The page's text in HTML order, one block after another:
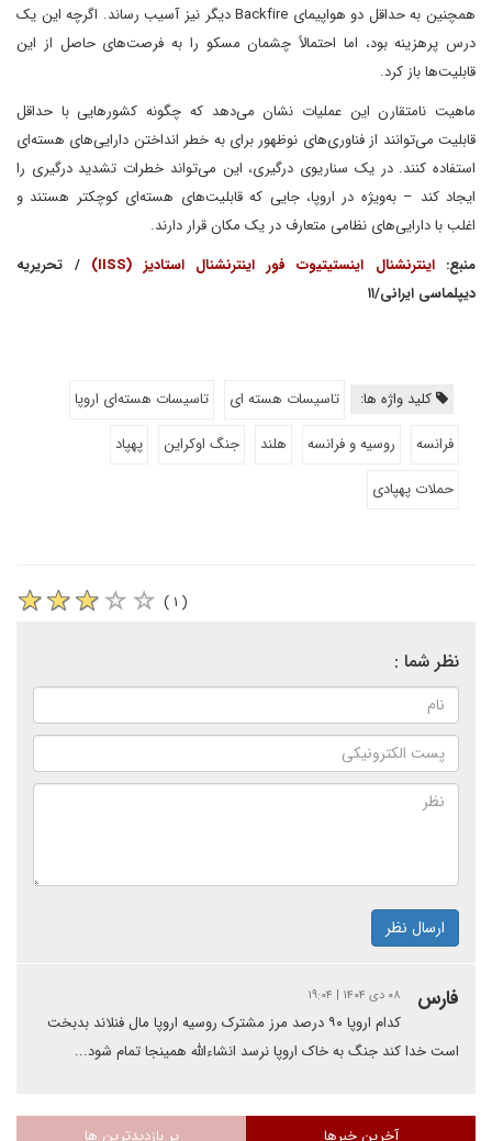
همچنین به حداقل دو هواپیمای Backfire دیگر نیز آسیب رساند. اگرچه این یک
درس پرهزینه بود، اما احتمالاً چشمان مسکو را به فرصت‌های حاصل از این
قابلیت‌ها باز کرد.
ماهیت نامتقارن این عملیات نشان می‌دهد که چگونه کشورهایی با حداقل
قابلیت می‌توانند از فناوری‌های نوظهور برای به خطر انداختن دارایی‌های هسته‌ای
استفاده کنند. در یک سناریوی درگیری، این می‌تواند خطرات تشدید درگیری را
ایجاد کند – به‌ویژه در اروپا، جایی که قابلیت‌های هسته‌ای کوچکتر هستند و
اغلب با دارایی‌های نظامی متعارف در یک مکان قرار دارند.
منبع:اینترنشنال اینستیتیوت فور اینترنشنال استادیز (IISS)
/ تحریریه
دیپلماسی ایرانی/۱۱
کلید واژه ها: تاسیسات هسته ای
تاسیسات هسته‌ای اروپا
فرانسه
روسیه و فرانسه هلند جنگ اوکراین
پهپاد
حملات پهپادی
( ۱ )
نظر شما :
ارسال نظر
فارس ۰۸ دی ۱۴۰۴ | ۱۹:۰۴
کدام اروپا ۹۰ درصد مرز مشترک روسیه اروپا مال فنلاند بدبخت
است خدا کند جنگ به خاک اروپا نرسد انشاءالله همینجا تمام شود...
آخرین خبرها پر بازدیدترین ها